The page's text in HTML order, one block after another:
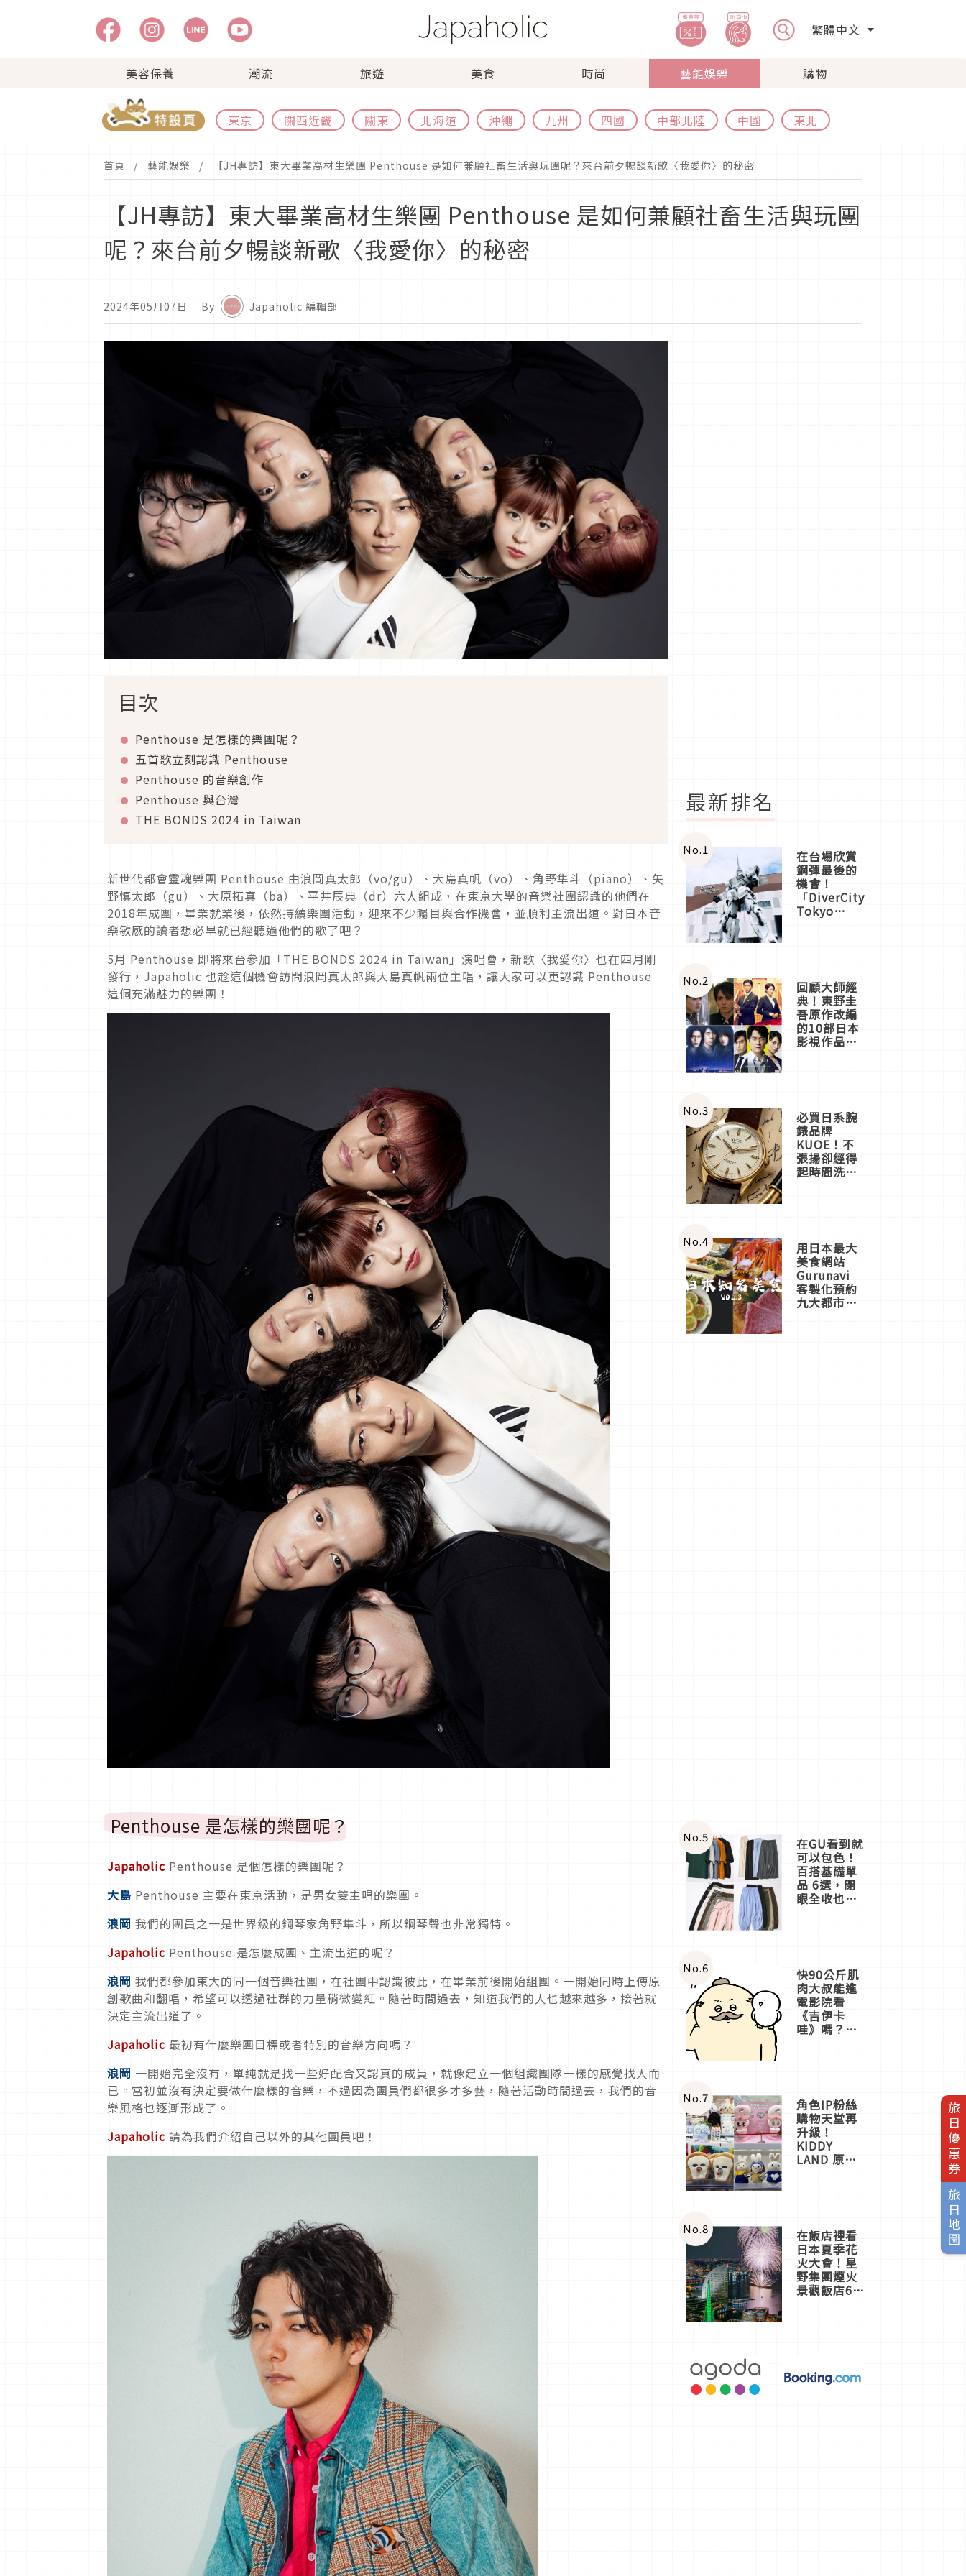
繁體中文
美容保養 潮流 旅遊 美食 時尚 藝能娛樂 購物
東京 關西近畿 關東 北海道 沖繩 九州 四國 中部北陸 中國 東北
旅日優惠券
旅日地圖
首頁 藝能娛樂 【JH專訪】東大畢業高材生樂團 Penthouse 是如何兼顧社畜生活與玩團呢？來台前夕暢談新歌〈我愛你〉的秘密
【JH專訪】東大畢業高材生樂團 Penthouse 是如何兼顧社畜生活與玩團
呢？來台前夕暢談新歌〈我愛你〉的秘密
2024年05月07日 ｜ By Japaholic 編輯部
目次
Penthouse 是怎樣的樂團呢？
五首歌立刻認識 Penthouse
Penthouse 的音樂創作
Penthouse 與台灣
THE BONDS 2024 in Taiwan
新世代都會靈魂樂團 Penthouse 由浪岡真太郎（vo/gu）、大島真帆（vo）、角野隼斗（piano）、矢
野慎太郎（gu）、大原拓真（ba）、平井辰典（dr）六人組成，在東京大學的音樂社團認識的他們在
2018年成團，畢業就業後，依然持續樂團活動，迎來不少矚目與合作機會，並順利主流出道。對日本音
樂敏感的讀者想必早就已經聽過他們的歌了吧？
5月 Penthouse 即將來台參加「THE BONDS 2024 in Taiwan」演唱會，新歌〈我愛你〉也在四月剛
發行，Japaholic 也趁這個機會訪問浪岡真太郎與大島真帆兩位主唱，讓大家可以更認識 Penthouse
這個充滿魅力的樂團！
Penthouse 是怎樣的樂團呢？
Japaholic Penthouse 是個怎樣的樂團呢？
大島 Penthouse 主要在東京活動，是男女雙主唱的樂團。
浪岡 我們的團員之一是世界級的鋼琴家角野隼斗，所以鋼琴聲也非常獨特。
Japaholic Penthouse 是怎麼成團、主流出道的呢？
浪岡 我們都參加東大的同一個音樂社團，在社團中認識彼此，在畢業前後開始組團。一開始同時上傳原
創歌曲和翻唱，希望可以透過社群的力量稍微變紅。隨著時間過去，知道我們的人也越來越多，接著就
決定主流出道了。
Japaholic 最初有什麼樂團目標或者特別的音樂方向嗎？
浪岡 一開始完全沒有，單純就是找一些好配合又認真的成員，就像建立一個組織團隊一樣的感覺找人而
已。當初並沒有決定要做什麼樣的音樂，不過因為團員們都很多才多藝，隨著活動時間過去，我們的音
樂風格也逐漸形成了。
Japaholic 請為我們介紹自己以外的其他團員吧！
最新排名
No.1 在台場欣賞
鋼彈最後的
機會！
「DiverCity
Tokyo
體驗
No.2 回顧大師經
典！東野圭
吾原作改編
的10部日本
影視作品推
No.3 必買日系腕
錶品牌
KUOE！不
張揚卻經得
起時間洗鍊
No.4 用日本最大
美食網站
Gurunavi
客製化預約
九大都市餐
No.5 在GU看到就
可以包色！
百搭基礎單
品 6選，閉
眼全收也不
No.6 快90公斤肌
肉大叔能進
電影院看
《吉伊卡
哇》嗎？日
一同給出了
答案
No.7 角色IP粉絲
購物天堂再
升級！
KIDDY
LAND 原宿
店3分即達
No.8 在飯店裡看
日本夏季花
火大會！星
野集團煙火
景觀飯店6